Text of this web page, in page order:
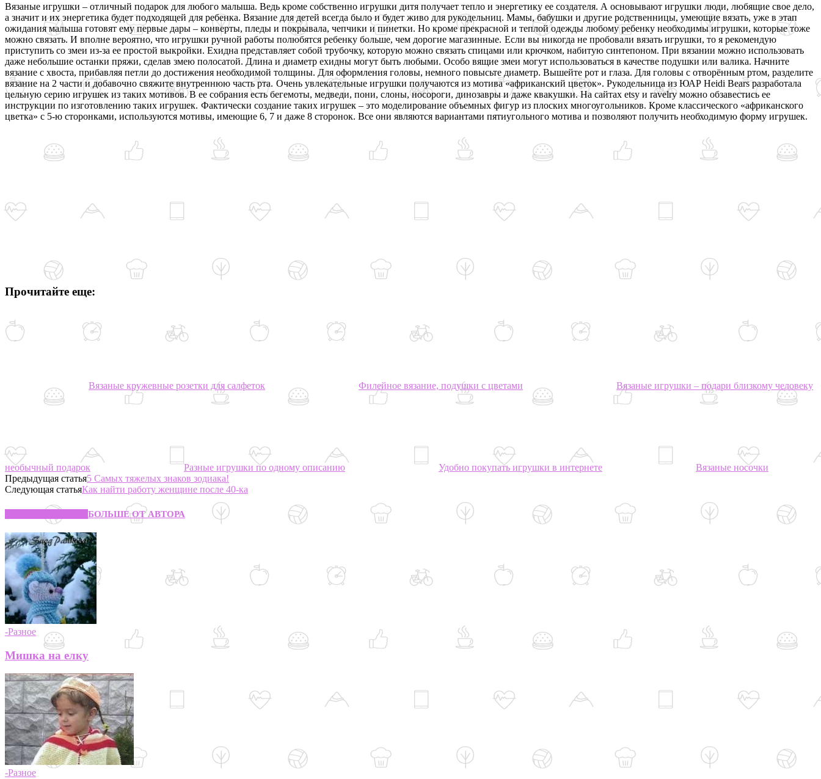
Вязаные игрушки – отличный подарок для любого малыша. Ведь кроме собственно игрушки дитя получает тепло и энергетику ее создателя. А основывают игрушки люди, любящие свое дело,
а значит и их энергетика будет подходящей для ребенка. Вязание для детей всегда было и будет живо для рукодельниц. Мамы, бабушки и другие родственницы, умеющие вязать, уже в этап
ожидания малыша готовят ему первые дары – конверты, пледы и покрывала, чепчики и пинетки. Но кроме прекрасной и теплой одежды любому ребенку необходимы игрушки, которые тоже
можно связать. И вполне вероятно, что игрушки ручной работы полюбятся ребенку больше, чем дорогие магазинные. Если вы никогда не пробовали вязать игрушки, то я рекомендую
приступить со змеи из-за ее простой выкройки. Ехидна представляет собой трубочку, которую можно связать спицами или крючком, набитую синтепоном. При вязании можно использовать
даже небольшие останки пряжи, сделав змею полосатой. Длина и диаметр ехидны могут быть любыми. Особо вящие змеи могут использоваться в качестве подушки или валика. Начните
вязание с хвоста, прибавляя петли до достижения необходимой толщины. Для оформления головы, немного повысьте диаметр. Вышейте рот и глаза. Для головы с отворённым ртом, разделите
вязание на 2 части и добавочно свяжите внутреннюю часть рта. Очень увлекательные игрушки получаются из мотива «африканский цветок». Рукодельница из ЮАР Heidi Bears разработала
цельную серию игрушек из таких мотивов. В ее собрания есть бегемоты, медведи, пони, слоны, носороги, динозавры и даже квакушки. На сайтах etsy и ravelry можно обзавестись ее
инструкции по изготовлению таких игрушек. Фактически создание таких игрушек – это моделирование объемных фигур из плоских многоугольников. Кроме классического «африканского
цветка» с 5-ю сторонками, используются мотивы, имеющие 6, 7 и даже 8 сторонок. Все они являются вариантами пятиугольного мотива и позволяют получить необходимую форму игрушек.
Прочитайте еще:
Вязаные кружевные розетки для салфеток Филейное вязание, подушки с цветами Вязаные игрушки – подари близкому человеку
необычный подарок Разные игрушки по одному описанию Удобно покупать игрушки в интернете
Вязаные носочки
Предыдущая статья5 Самых тяжелых знаков зодиака!
Следующая статьяКак найти работу женщине после 40-ка
БОЛЬШЕ ОТ АВТОРА
-Разное
Мишка на елку
-Разное